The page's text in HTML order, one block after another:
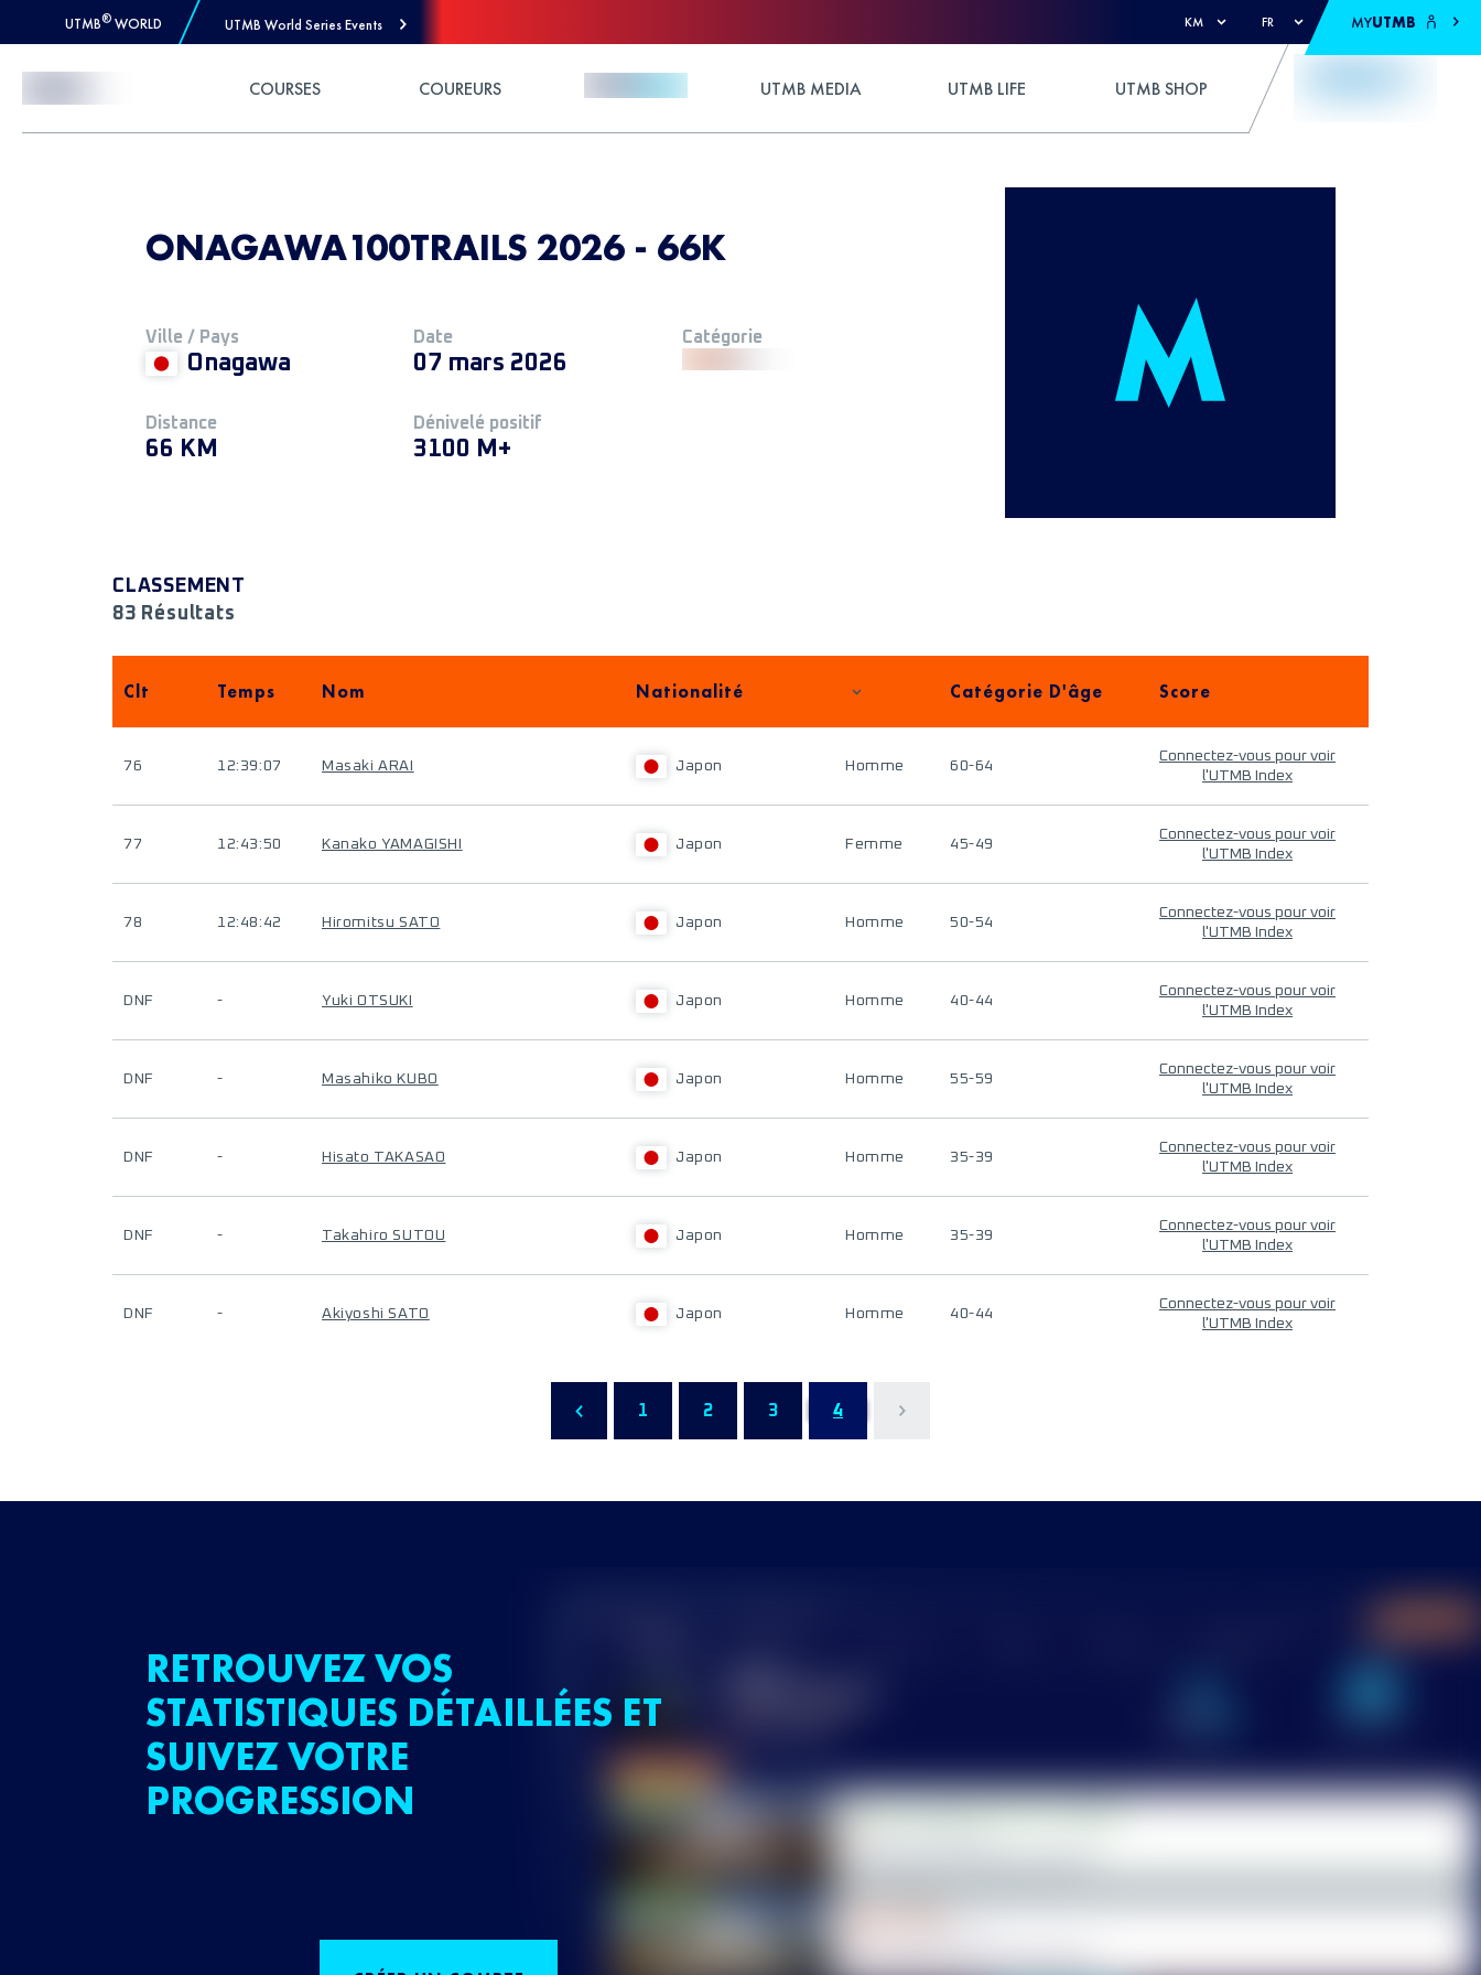
UTMB® WORLD UTMB World Series Events KM FR MYUTMB
COURSES COUREURS UTMB MEDIA UTMB LIFE UTMB SHOP
ONAGAWA100TRAILS 2026 - 66K
Ville / Pays
Onagawa
Date
07 mars 2026
Catégorie
Distance
66 KM
Dénivelé positif
3100 M+
CLASSEMENT
83 Résultats
Clt Temps Nom Nationalité Catégorie D'âge Score
76 12:39:07 Masaki ARAI Japon Homme 60-64
Connectez-vous pour voir
l'UTMB Index
77 12:43:50 Kanako YAMAGISHI Japon Femme 45-49
Connectez-vous pour voir
l'UTMB Index
78 12:48:42 Hiromitsu SATO Japon Homme 50-54
Connectez-vous pour voir
l'UTMB Index
DNF - Yuki OTSUKI Japon Homme 40-44
Connectez-vous pour voir
l'UTMB Index
DNF - Masahiko KUBO Japon Homme 55-59
Connectez-vous pour voir
l'UTMB Index
DNF - Hisato TAKASAO Japon Homme 35-39
Connectez-vous pour voir
l'UTMB Index
DNF - Takahiro SUTOU Japon Homme 35-39
Connectez-vous pour voir
l'UTMB Index
DNF - Akiyoshi SATO Japon Homme 40-44
Connectez-vous pour voir
l'UTMB Index
1 2 3 4
RETROUVEZ VOS
STATISTIQUES DÉTAILLÉES ET
SUIVEZ VOTRE
PROGRESSION